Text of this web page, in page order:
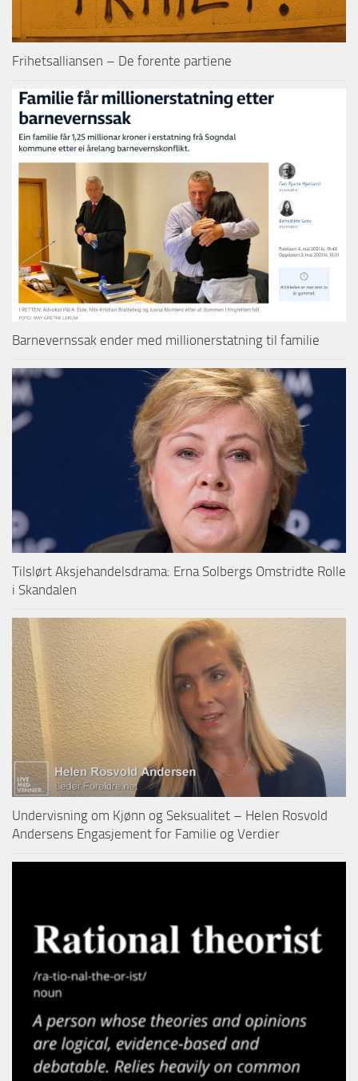
Frihetsalliansen – De forente partiene
Barnevernssak ender med millionerstatning til familie
Tilslørt Aksjehandelsdrama: Erna Solbergs Omstridte Rolle
i Skandalen
Undervisning om Kjønn og Seksualitet – Helen Rosvold
Andersens Engasjement for Familie og Verdier